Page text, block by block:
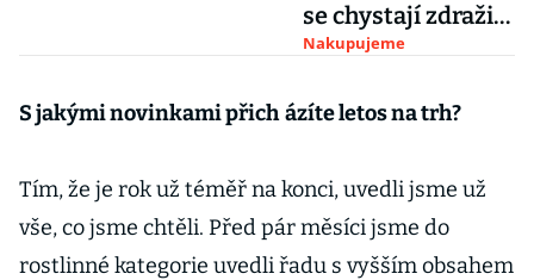
se chystají zdražit
až o desetinu
Nakupujeme
S jakými novinkami přich ázíte letos na trh?
Tím, že je rok už téměř na konci, uvedli jsme už
vše, co jsme chtěli. Před pár měsíci jsme do
rostlinné kategorie uvedli řadu s vyšším obsahem